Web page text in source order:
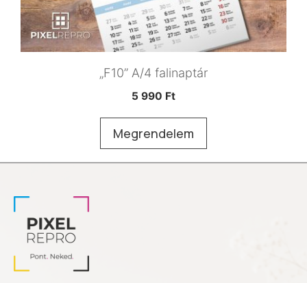
„F10” A/4 falinaptár
5 990 Ft
Megrendelem